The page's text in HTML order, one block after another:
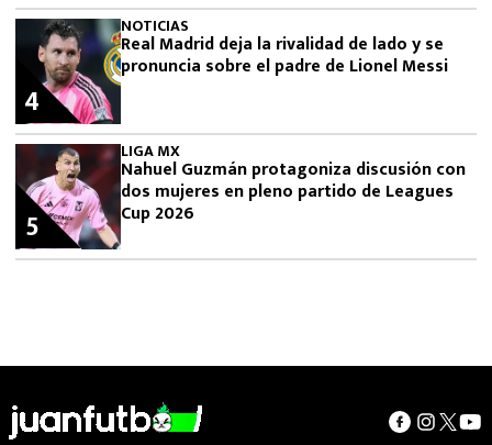
NOTICIAS
Real Madrid deja la rivalidad de lado y se
pronuncia sobre el padre de Lionel Messi
4
LIGA MX
Nahuel Guzmán protagoniza discusión con
dos mujeres en pleno partido de Leagues
Cup 2026
5